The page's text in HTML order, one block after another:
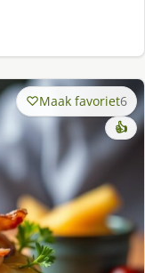
Maak favoriet6
👍